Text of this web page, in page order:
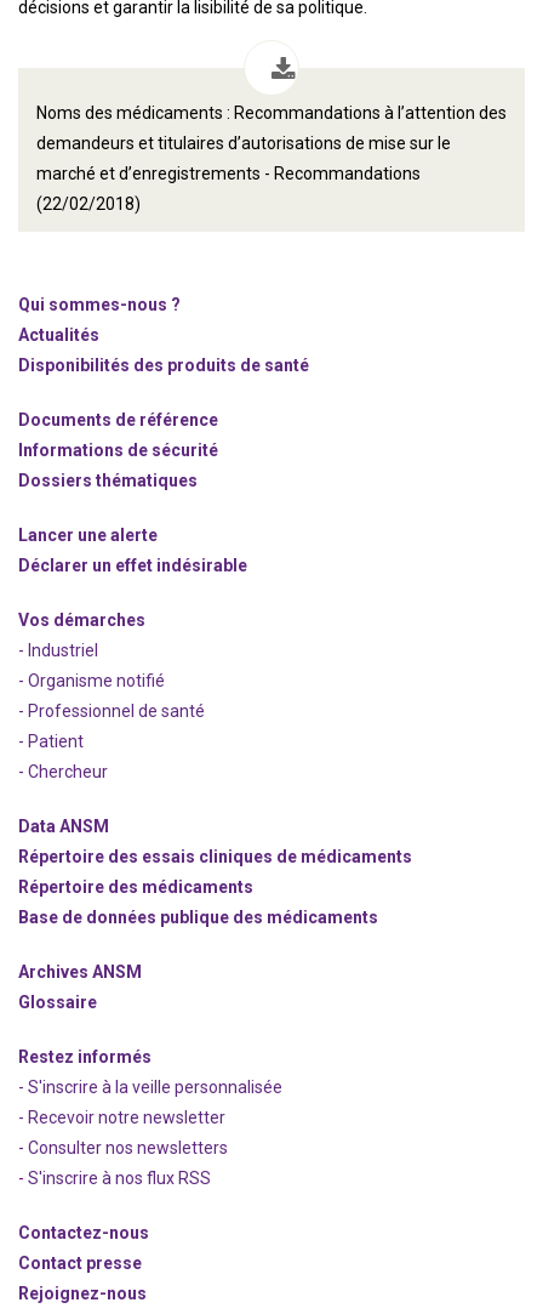
décisions et garantir la lisibilité de sa politique.
Noms des médicaments : Recommandations à l’attention des
demandeurs et titulaires d’autorisations de mise sur le
marché et d’enregistrements - Recommandations
(22/02/2018)
Qui sommes-nous ?
Actualités
Disponibilités des produits de santé
Documents de référence
Informations de sécurité
Dossiers thématiques
Lancer une alerte
Déclarer un effet indésirable
Vos démarches
- Industriel
- Organisme notifié
- Professionnel de santé
- Patient
- Chercheur
Data ANSM
Répertoire des essais cliniques de médicaments
Répertoire des médicaments
Base de données publique des médicaments
Archives ANSM
Glossaire
Restez informés
- S'inscrire à la veille personnalisée
- Recevoir notre newsletter
- Consulter nos newsletters
- S'inscrire à nos flux RSS
Contactez-nous
Contact presse
Rejoignez-nous